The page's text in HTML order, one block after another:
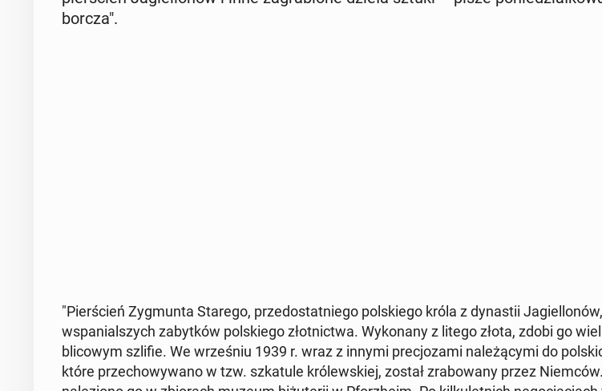
bor­cza".
"Pier­ścień Zyg­mun­ta Starego, przed­ostat­nie­go pol­skie­go króla z dy­na­stii
wspa­nial­szych za­byt­ków pol­skie­go złot­nic­twa. Wy­ko­na­ny z litego złota, zdobi go
bli­co­wym szlifie. We wrze­śniu 1939 r. wraz z innymi pre­cjo­za­mi na­le­żą­cy­mi do
które prze­cho­wy­wa­no w tzw. szka­tu­le kró­lew­skiej, został zra­bo­wa­ny przez